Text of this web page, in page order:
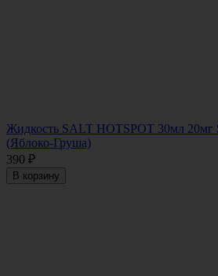
Жидкость SALT HOTSPOT 30мл 20мг
(Яблоко-Груша)
390 ₽
В корзину